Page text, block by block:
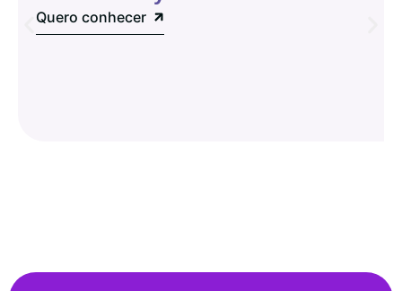
Quero conhecer